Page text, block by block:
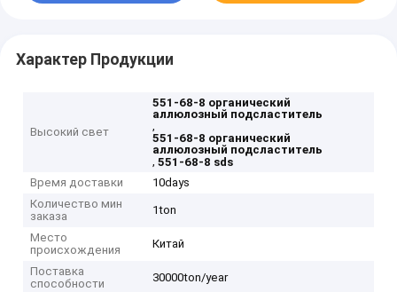
Характер Продукции
Высокий свет
551-68-8 органический
аллюлозный подсластитель
,
551-68-8 органический
аллюлозный подсластитель
,551-68-8 sds
Время доставки
10days
Количество мин
заказа
1ton
Место
происхождения
Китай
Поставка
способности
30000ton/year